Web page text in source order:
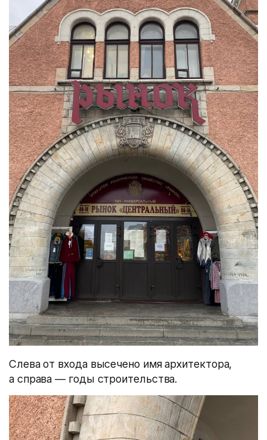
Слева от входа высечено имя архитектора,
а справа — годы строительства.